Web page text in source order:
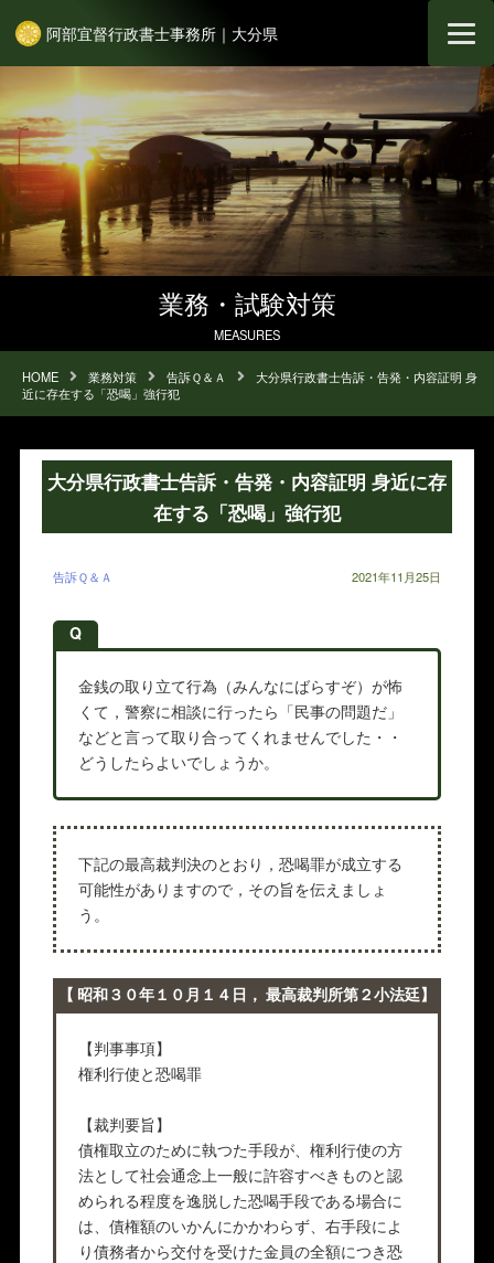
阿部宜督行政書士事務所｜大分県
業務・試験対策
MEASURES
HOME 業務対策 告訴Ｑ＆Ａ
大分県行政書士告訴・告発・内容証明 身
近に存在する「恐喝」強行犯
大分県行政書士告訴・告発・内容証明 身近に存
在する「恐喝」強行犯
告訴Ｑ＆Ａ 2021年11月25日
Q
金銭の取り立て行為（みんなにばらすぞ）が怖
くて，警察に相談に行ったら「民事の問題だ」
などと言って取り合ってくれませんでした・・
どうしたらよいでしょうか。
下記の最高裁判決のとおり，恐喝罪が成立する
可能性がありますので，その旨を伝えましょ
う。
【 昭和３０年１０月１４日， 最高裁判所第２小法廷】
【判事事項】
権利行使と恐喝罪
【裁判要旨】
債権取立のために執つた手段が、権利行使の方
法として社会通念上一般に許容すべきものと認
められる程度を逸脱した恐喝手段である場合に
は、債権額のいかんにかかわらず、右手段によ
り債務者から交付を受けた金員の全額につき恐